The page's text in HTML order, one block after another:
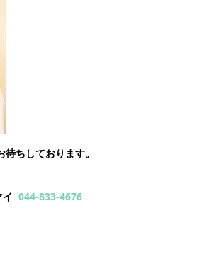
ちしております。
044-833-4676